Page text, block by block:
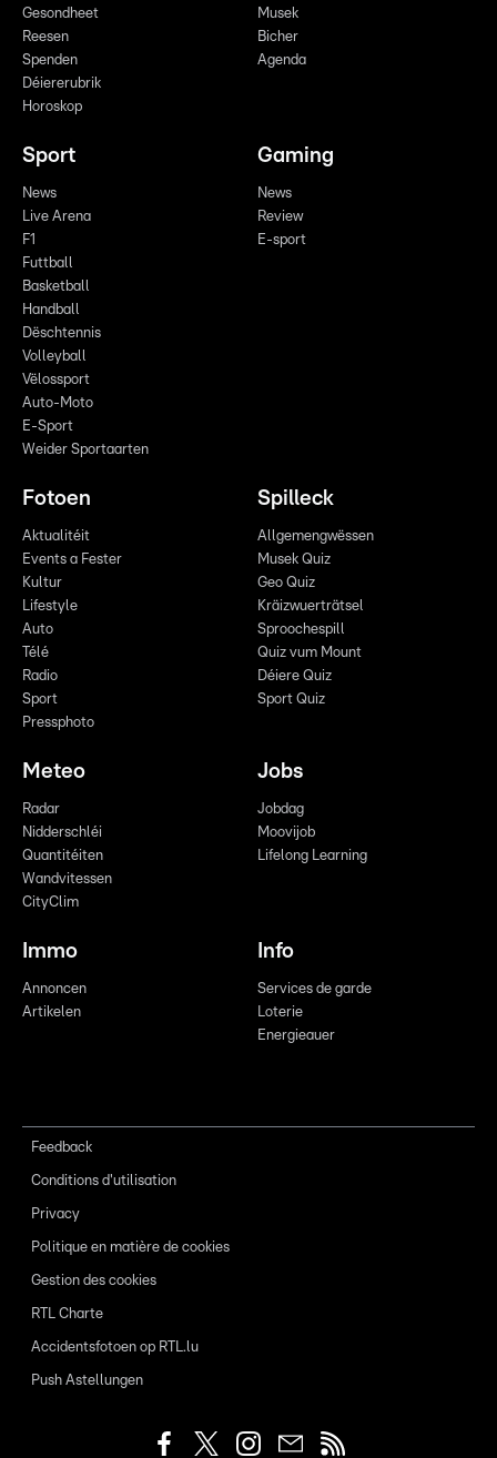
Gesondheet
Reesen
Spenden
Déiererubrik
Horoskop
Musek
Bicher
Agenda
Sport
News
Live Arena
F1
Futtball
Basketball
Handball
Dëschtennis
Volleyball
Vëlossport
Auto-Moto
E-Sport
Weider Sportaarten
Gaming
News
Review
E-sport
Fotoen
Aktualitéit
Events a Fester
Kultur
Lifestyle
Auto
Télé
Radio
Sport
Pressphoto
Spilleck
Allgemengwëssen
Musek Quiz
Geo Quiz
Kräizwuerträtsel
Sproochespill
Quiz vum Mount
Déiere Quiz
Sport Quiz
Meteo
Radar
Nidderschléi
Quantitéiten
Wandvitessen
CityClim
Jobs
Jobdag
Moovijob
Lifelong Learning
Immo
Annoncen
Artikelen
Info
Services de garde
Loterie
Energieauer
Feedback
Conditions d'utilisation
Privacy
Politique en matière de cookies
Gestion des cookies
RTL Charte
Accidentsfotoen op RTL.lu
Push Astellungen